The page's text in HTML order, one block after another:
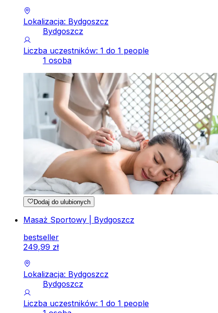
Lokalizacja: Bydgoszcz
Bydgoszcz
Liczba uczestników: 1 do 1 people
1 osoba
Dodaj do ulubionych
Masaż Sportowy | Bydgoszcz
bestseller
249,99 zł
Lokalizacja: Bydgoszcz
Bydgoszcz
Liczba uczestników: 1 do 1 people